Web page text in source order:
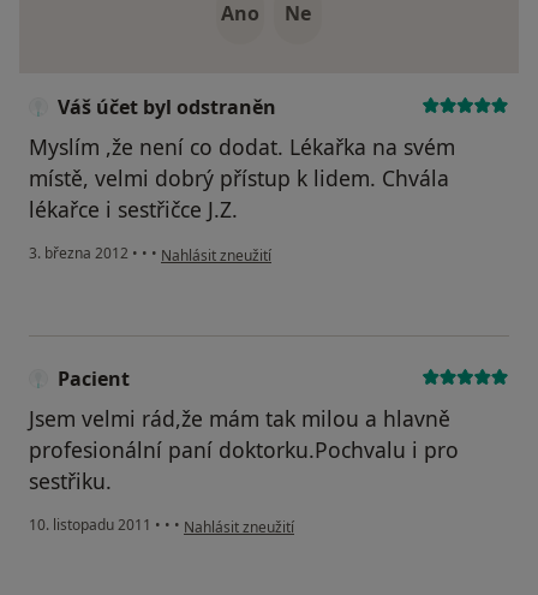
Ano Ne
Váš účet byl odstraněn
Myslím ,že není co dodat. Lékařka na svém
místě, velmi dobrý přístup k lidem. Chvála
lékařce i sestřičce J.Z.
3. března 2012 • • • podle názoru uživatele Váš účet byl odstraněn
Nahlásit zneužití
Pacient
Jsem velmi rád,že mám tak milou a hlavně
profesionální paní doktorku.Pochvalu i pro
sestřiku.
10. listopadu 2011 • • • podle názoru uživatele Pacient
Nahlásit zneužití